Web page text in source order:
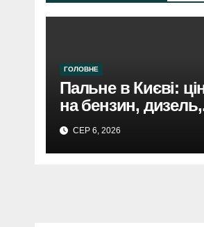
ГОЛОВНЕ
Пальне в Києві:
на бензин, дизель,
газ 5 серпня. Не
втішає.
СЕР 6, 2026